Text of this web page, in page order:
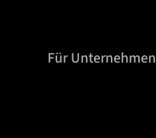
Für Unternehmen